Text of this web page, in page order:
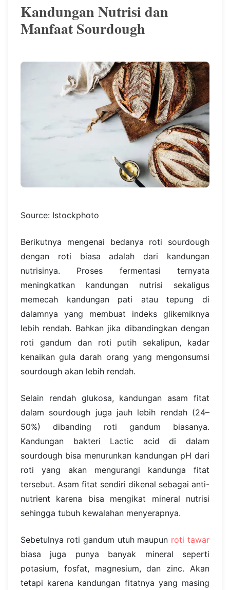
Kandungan Nutrisi dan
Manfaat Sourdough
Source: Istockphoto
Berikutnya mengenai bedanya roti sourdough
dengan roti biasa adalah dari kandungan
nutrisinya. Proses fermentasi ternyata
meningkatkan kandungan nutrisi sekaligus
memecah kandungan pati atau tepung di
dalamnya yang membuat indeks glikemiknya
lebih rendah. Bahkan jika dibandingkan dengan
roti gandum dan roti putih sekalipun, kadar
kenaikan gula darah orang yang mengonsumsi
sourdough akan lebih rendah.
Selain rendah glukosa, kandungan asam fitat
dalam sourdough juga jauh lebih rendah (24–
50%) dibanding roti gandum biasanya.
Kandungan bakteri Lactic acid di dalam
sourdough bisa menurunkan kandungan pH dari
roti yang akan mengurangi kandunga fitat
tersebut. Asam fitat sendiri dikenal sebagai anti-
nutrient karena bisa mengikat mineral nutrisi
sehingga tubuh kewalahan menyerapnya.
Sebetulnya roti gandum utuh maupun roti tawar
biasa juga punya banyak mineral seperti
potasium, fosfat, magnesium, dan zinc. Akan
tetapi karena kandungan fitatnya yang masing